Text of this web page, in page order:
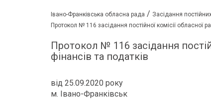
Івано-Франківська обласна рада / Засідання
Протокол № 116 засідання постійної комісії обласної
Протокол № 116 засідання
фінансів та податків
від 25.09.2020 року
м. Івано-Франківськ